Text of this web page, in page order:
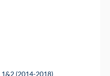
(2014-2018)